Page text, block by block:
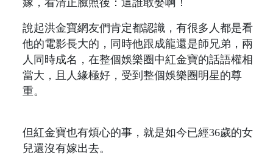
說起洪金寶網友們肯定都認識，有很多人都是看
他的電影長大的，同時他跟成龍還是師兄弟，兩
人同時成名，在整個娛樂圈中紅金寶的話語權相
當大，且人緣極好，受到整個娛樂圈明星的尊
重。
但紅金寶也有煩心的事，就是如今已經36歲的女
兒還沒有嫁出去。